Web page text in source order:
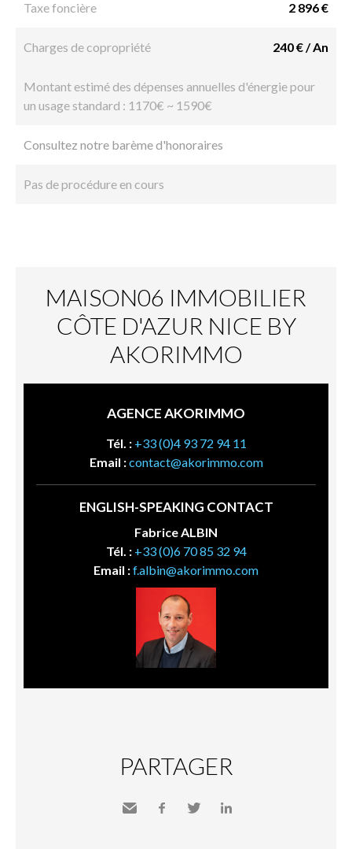
Taxe foncière 2 896 €
Charges de copropriété 240 € / An
Montant estimé des dépenses annuelles d'énergie pour
un usage standard : 1170€ ~ 1590€
Consultez notre barème d'honoraires
Pas de procédure en cours
MAISON06 IMMOBILIER
CÔTE D'AZUR NICE BY
AKORIMMO
AGENCE AKORIMMO
Tél. : +33 (0)4 93 72 94 11
Email :contact@akorimmo.com
ENGLISH-SPEAKING CONTACT
Fabrice ALBIN
Tél. : +33 (0)6 70 85 32 94
Email :f.albin@akorimmo.com
PARTAGER